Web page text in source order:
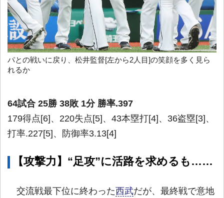
パとの戦いに戻り、松井監督[左から2人目]の笑顔を多く見ら
れるか
64試合 25勝 38敗 1分 勝率.397
179得点[6]、220失点[5]、43本塁打[4]、36盗塁[3]、
打率.227[5]、防御率3.13[4]
【攻撃力】“足攻”に活路を求めるも……
交流戦最下位に終わった西武だが、最終戦で意地